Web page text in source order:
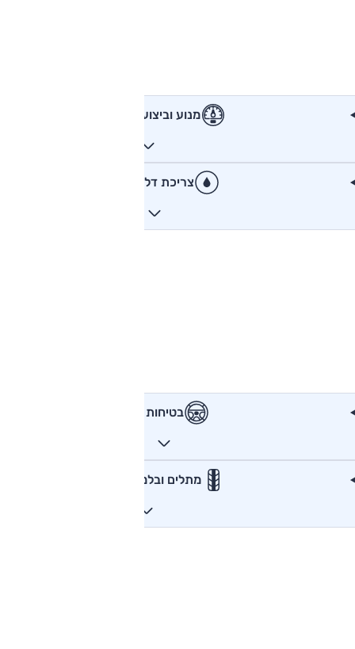
מנוע וביצועים
צריכת דלק
בטיחות
מתלים ובלמים